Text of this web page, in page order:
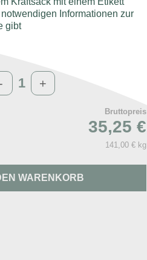
Informationen zur
gibt
- +
Bruttopreis
35,25 €
141,00 € kg
WARENKORB